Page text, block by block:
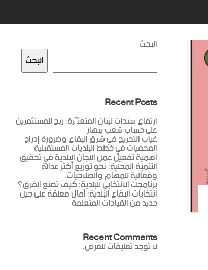
البحث
البحث
Recent Posts
ارتفاع سندات لبنان المتعثّرة: ربح للمستثمرين
على حساب شعب ينهار
غياب التحريج في شرق البقاع وضرورة إدراج
المحميات في خطط البلديات المستقبلية
أهمية تفعيل عمل اللجان البلدية في تحقيق
التنمية المحلية: نحو توزيع أكثر عدالة
وفعالية للمهام والصلاحيات.
برنامجك الانتخابي للبلدية: كيف تصنع الفرق؟
انتخابات البقاع البلدية: آمال معلقة على جيل
جديد من القيادات المتعلمة
Recent Comments
لا توجد تعليقات للعرض.